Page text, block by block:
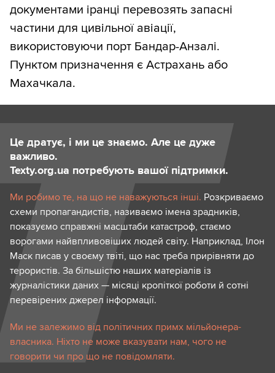
документами іранці перевозять запасні
частини для цивільної авіації,
використовуючи порт Бандар-Анзалі.
Пунктом призначення є Астрахань або
Махачкала.
Це дратує, і ми це знаємо. Але це дуже
важливо.
Texty.org.ua потребують вашої підтримки.
Ми робимо те, на що не наважуються інші. Розкриваємо
схеми пропагандистів, називаємо імена зрадників,
показуємо справжні масштаби катастроф, стаємо
ворогами найвпливовіших людей світу. Наприклад, Ілон
Маск писав у своєму твіті, що нас треба прирівняти до
терористів. За більшістю наших матеріалів із
журналістики даних — місяці кропіткої роботи й сотні
перевірених джерел інформації.
Ми не залежимо від політичних примх мільйонера-
власника. Ніхто не може вказувати нам, чого не
говорити чи про що не повідомляти.